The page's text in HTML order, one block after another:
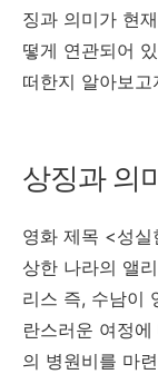
징과 의미가 현
떻게 연관되어
떠한지 알아보고
상징과 의
영화 제목 <성
상한 나라의 앨
리스 즉, 수남이
란스러운 여정
의 병원비를 마